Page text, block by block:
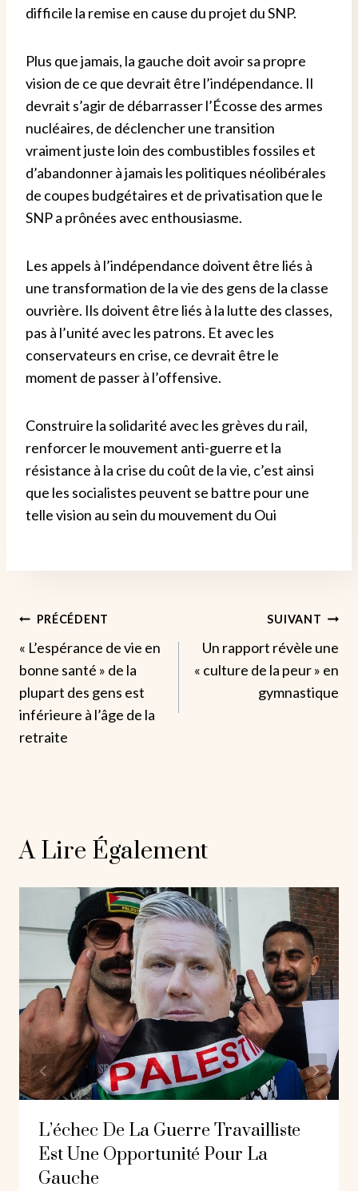
difficile la remise en cause du projet du SNP.
Plus que jamais, la gauche doit avoir sa propre
vision de ce que devrait être l’indépendance. Il
devrait s’agir de débarrasser l’Écosse des armes
nucléaires, de déclencher une transition
vraiment juste loin des combustibles fossiles et
d’abandonner à jamais les politiques néolibérales
de coupes budgétaires et de privatisation que le
SNP a prônées avec enthousiasme.
Les appels à l’indépendance doivent être liés à
une transformation de la vie des gens de la classe
ouvrière. Ils doivent être liés à la lutte des classes,
pas à l’unité avec les patrons. Et avec les
conservateurs en crise, ce devrait être le
moment de passer à l’offensive.
Construire la solidarité avec les grèves du rail,
renforcer le mouvement anti-guerre et la
résistance à la crise du coût de la vie, c’est ainsi
que les socialistes peuvent se battre pour une
telle vision au sein du mouvement du Oui
Navigation
De
L’article
PRÉCÉDENT
« L’espérance de vie en
bonne santé » de la
plupart des gens est
inférieure à l’âge de la
retraite
SUIVANT
Un rapport révèle une
« culture de la peur » en
gymnastique
A Lire Également
L’échec De La Guerre Travailliste
Est Une Opportunité Pour La
Gauche